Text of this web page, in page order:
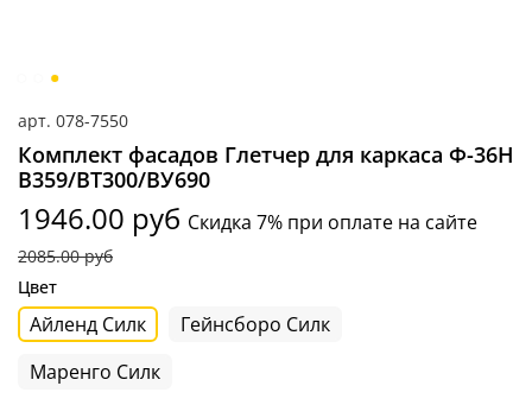
арт. 078-7550
Комплект фасадов Глетчер для каркаса Ф-36Н
В359/ВТ300/ВУ690
1946.00 руб Скидка 7% при оплате на сайте
2085.00 руб
Цвет
Айленд Силк
Гейнсборо Силк
Маренго Силк